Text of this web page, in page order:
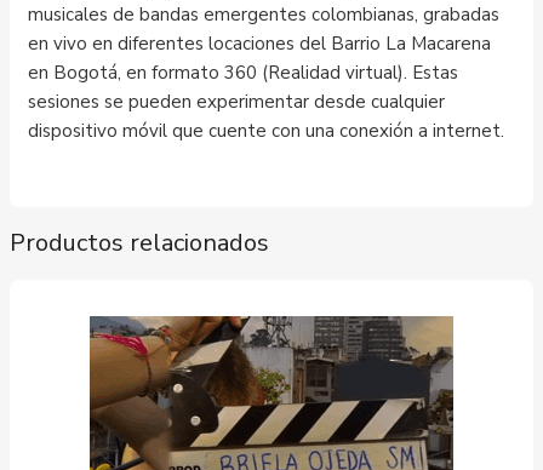
musicales de bandas emergentes colombianas, grabadas
en vivo en diferentes locaciones del Barrio La Macarena
en Bogotá, en formato 360 (Realidad virtual). Estas
sesiones se pueden experimentar desde cualquier
dispositivo móvil que cuente con una conexión a internet.
Productos relacionados